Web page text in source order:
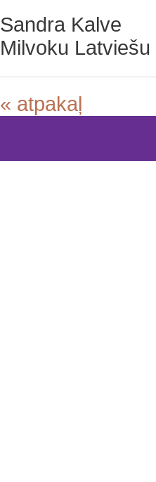
Sandra Kalve
Milvoku
« atpakaļ